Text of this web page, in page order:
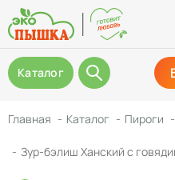
Каталог
Главная Каталог Пироги
Зур-бэлиш Ханский с